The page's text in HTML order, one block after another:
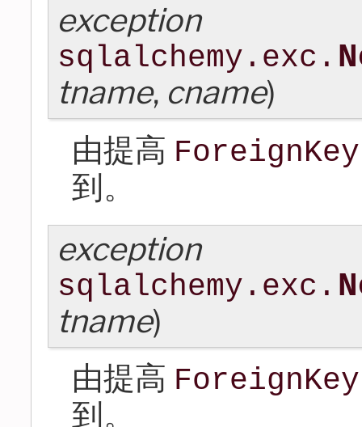
exception
sqlalchemy.exc.
tname, cname)
由提高 ForeignKey
到。
exception
sqlalchemy.exc.
tname)
由提高 ForeignKey
到。